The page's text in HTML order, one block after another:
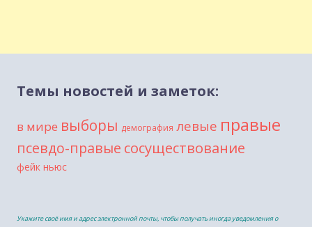
Темы новостей и заметок:
в мире выборы демография левые правые
псевдо-правые сосуществование
фейк ньюс
Укажите своё имя и адрес электронной почты, чтобы получать иногда уведомления о